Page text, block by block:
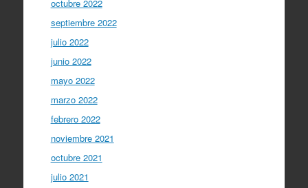
octubre 2022
septiembre 2022
julio 2022
junio 2022
mayo 2022
marzo 2022
febrero 2022
noviembre 2021
octubre 2021
julio 2021